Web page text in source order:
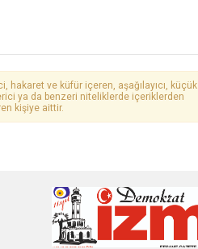
hakaret ve küfür içeren, aşağılayıcı, küçük
ya da benzeri niteliklerde içeriklerden
kişiye aittir.